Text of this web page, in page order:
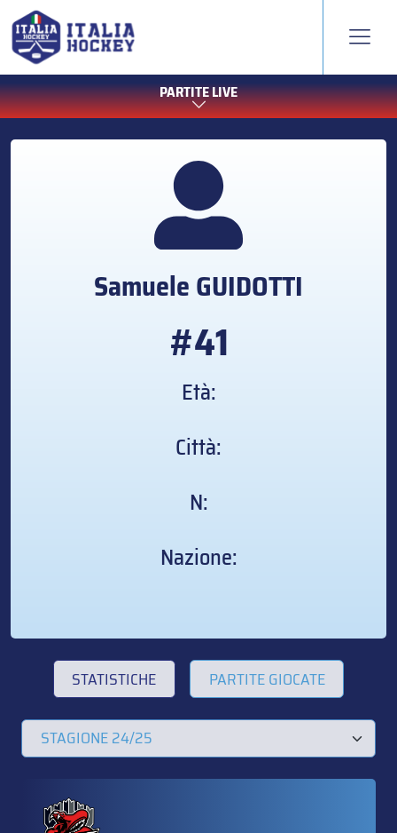
PARTITE LIVE
SamueleGUIDOTTI
#41
Età:
Città:
N:
Nazione:
STATISTICHE PARTITE GIOCATE